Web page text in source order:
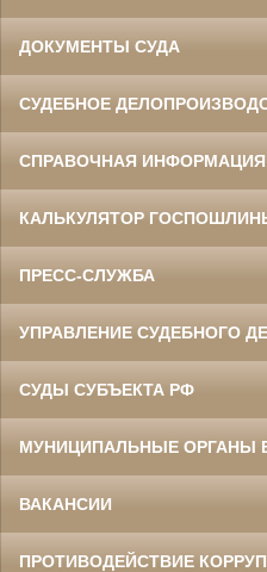
ДОКУМЕНТЫ СУДА
СУДЕБНОЕ
СПРАВОЧНАЯ ИНФОРМАЦИЯ
КАЛЬКУЛЯТОР
ПРЕСС-СЛУЖБА
УПРАВЛЕНИЕ СУДЕБНОГО
СУДЫ СУБЪЕКТА РФ
МУНИЦИПАЛЬНЫЕ ОРГАНЫ
ВАКАНСИИ
ПРОТИВОДЕЙСТВИЕ